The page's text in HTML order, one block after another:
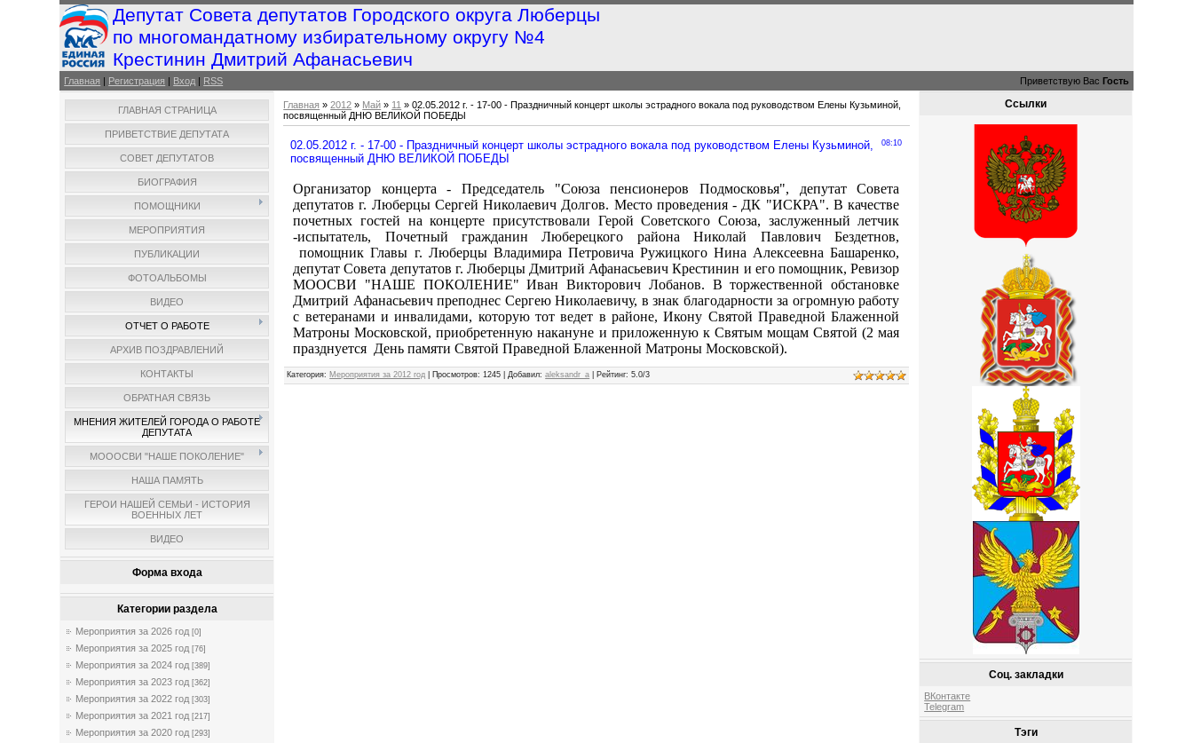
Депутат Совета депутатов Городского округа Люберцы
по многомандатному избирательному округу №4
Крестинин Дмитрий Афанасьевич
Главная | Регистрация | Вход | RSS Приветствую Вас Гость
ГЛАВНАЯ СТРАНИЦА
ПРИВЕТСТВИЕ ДЕПУТАТА
СОВЕТ ДЕПУТАТОВ
БИОГРАФИЯ
ПОМОЩНИКИ
МЕРОПРИЯТИЯ
ПУБЛИКАЦИИ
ФОТОАЛЬБОМЫ
ВИДЕО
ОТЧЕТ О РАБОТЕ
АРХИВ ПОЗДРАВЛЕНИЙ
КОНТАКТЫ
ОБРАТНАЯ СВЯЗЬ
МНЕНИЯ ЖИТЕЛЕЙ ГОРОДА О РАБОТЕ
ДЕПУТАТА
МОООСВИ "НАШЕ ПОКОЛЕНИЕ"
НАША ПАМЯТЬ
ГЕРОИ НАШЕЙ СЕМЬИ - ИСТОРИЯ
ВОЕННЫХ ЛЕТ
ВИДЕО
Форма входа
Категории раздела
Мероприятия за 2026 год [0]
Мероприятия за 2025 год [76]
Мероприятия за 2024 год [389]
Мероприятия за 2023 год [362]
Мероприятия за 2022 год [303]
Мероприятия за 2021 год [217]
Мероприятия за 2020 год [293]
Главная »2012 » Май » 11 » 02.05.2012 г. - 17-00 - Праздничный концерт школы эстрадного вокала под руководством Елены Кузьминой,
посвященный ДНЮ ВЕЛИКОЙ ПОБЕДЫ
08:10
02.05.2012 г. - 17-00 - Праздничный концерт школы эстрадного вокала под руководством Елены Кузьминой,
посвященный ДНЮ ВЕЛИКОЙ ПОБЕДЫ
Организатор концерта - Председатель "Союза пенсионеров Подмосковья", депутат Совета
депутатов г. Люберцы Сергей Николаевич Долгов. Место проведения - ДК "ИСКРА". В качестве
почетных гостей на концерте присутствовали Герой Советского Союза, заслуженный летчик
-испытатель, Почетный гражданин Люберецкого района Николай Павлович Бездетнов,
помощник Главы г. Люберцы Владимира Петровича Ружицкого Нина Алексеевна Башаренко,
депутат Совета депутатов г. Люберцы Дмитрий Афанасьевич Крестинин и его помощник, Ревизор
МООСВИ "НАШЕ ПОКОЛЕНИЕ" Иван Викторович Лобанов. В торжественной обстановке
Дмитрий Афанасьевич преподнес Сергею Николаевичу, в знак благодарности за огромную работу
с ветеранами и инвалидами, которую тот ведет в районе, Икону Святой Праведной Блаженной
Матроны Московской, приобретенную накануне и приложенную к Святым мощам Святой (2 мая
празднуется День памяти Святой Праведной Блаженной Матроны Московской).
Категория: Мероприятия за 2012 год Просмотров: 1245 | Добавил:aleksandr_a Рейтинг:5.0/3
Ссылки
Соц. закладки
ВКонтакте
Telegram
Тэги